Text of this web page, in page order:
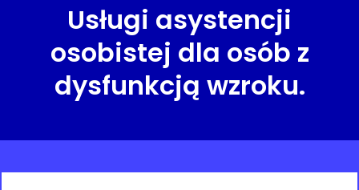
Usługi asystencji
osobistej dla osób z
dysfunkcją wzroku.